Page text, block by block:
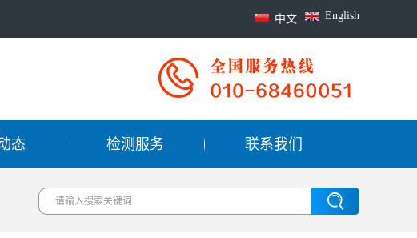
English
中文
态 检测服务 联系我们